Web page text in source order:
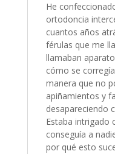
He
ortodoncia
cuantos años
férulas que me
llamaban
cómo se
manera que no
apiñamientos y
desapareciendo
Estaba intrigado
conseguía a
por qué esto